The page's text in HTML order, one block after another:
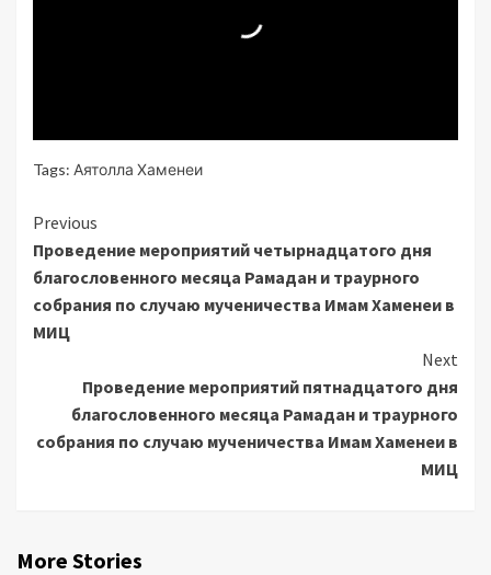
Tags: Аятолла Хаменеи
Continue
Reading
Previous
Проведение мероприятий четырнадцатого дня
благословенного месяца Рамадан и траурного
собрания по случаю мученичества Имам Хаменеи в
МИЦ
Next
Проведение мероприятий пятнадцатого дня
благословенного месяца Рамадан и траурного
собрания по случаю мученичества Имам Хаменеи в
МИЦ
More Stories